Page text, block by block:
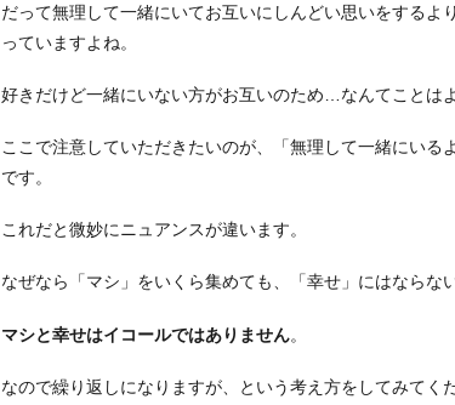
を
す
法
1.
振
た
分
だって無理して一緒にいてお互いにしんどい思いをするよ
っていますよね。
好きだけど一緒にいない方がお互いのため…なんてことは
ここで注意していただきたいのが、「無理して一緒にいる
です。
これだと微妙にニュアンスが違います。
なぜなら「マシ」をいくら集めても、「幸せ」にはならな
マシと幸せはイコールではありません。
なので繰り返しになりますが、という考え方をしてみてく